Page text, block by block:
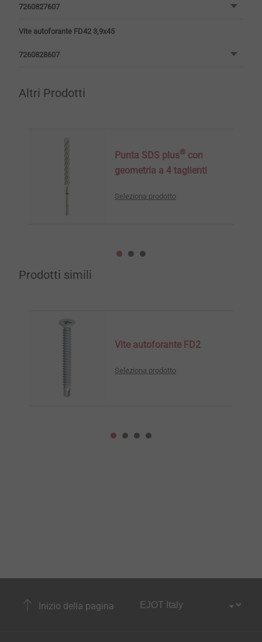
7260827607
Vite autoforante FD42 3,9x45
7260828607
Altri Prodotti
Punta SDS plus®con
geometria a 4 taglienti
Seleziona prodotto
Prodotti simili
Vite autoforante FD2
Seleziona prodotto
Inizio della pagina